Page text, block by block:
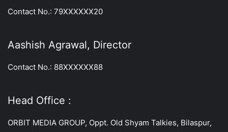
Contact No.: 79XXXXXX20
Aashish Agrawal, Director
Contact No.: 88XXXXXX88
Head Office :
ORBIT MEDIA GROUP, Oppt. Old Shyam Talkies, Bilaspur,